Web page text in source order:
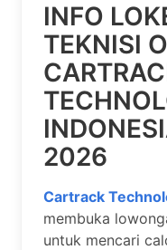
INFO
TEKNISI
2026
Cartrack
membuka
untuk mencari